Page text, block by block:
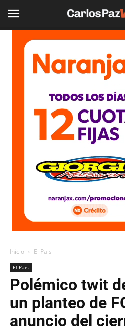
Inicio El Pais
El Pais
Polémico twit
un planteo de
anuncio del